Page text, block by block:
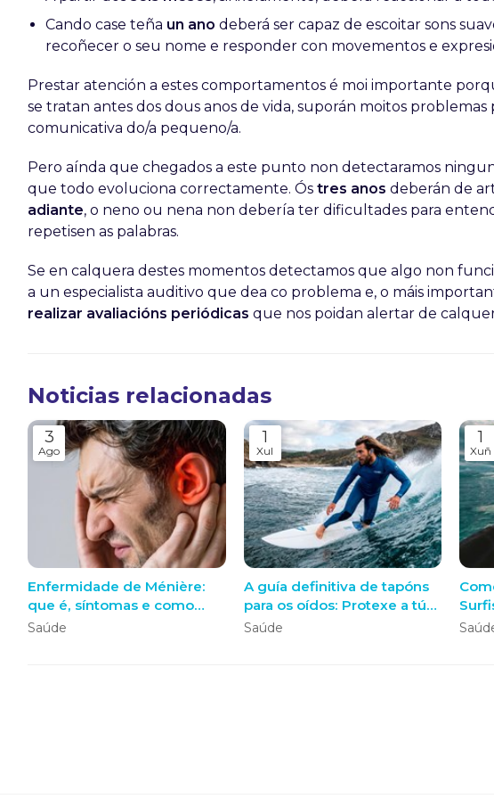
Cando case teña un ano deberá ser capaz de escoitar sons
recoñecer o seu nome e responder con movementos e
Prestar atención a estes comportamentos é moi importante
se tratan antes dos dous anos de vida, suporán moitos
comunicativa do/a pequeno/a.
Pero aínda que chegados a este punto non detectaramos
que todo evoluciona correctamente. Óstres anos deberán de
adiante, o neno ou nena non debería ter dificultades para
repetisen as palabras.
Se en calquera destes momentos detectamos que algo non
a un especialista auditivo que dea co problema e, o máis
realizar avaliacións periódicasque nos poidan alertar de
Noticias relacionadas
3
Ago
Enfermidade de Ménière:
que é, síntomas e como
actuar ante unha crise
Saúde
1
Xul
A guía definitiva de tapóns
para os oídos: Protexe a túa
audición con tapóns a
Saúde
1
Xuñ